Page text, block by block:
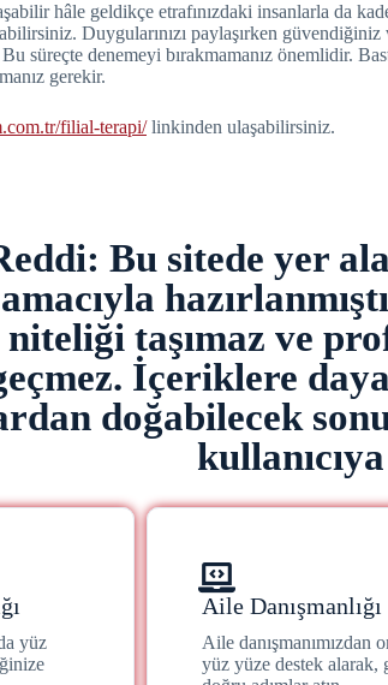
hâle geldikçe etrafınızdaki insanlarla da
Duygularınızı paylaşırken
süreçte denemeyi bırakmamanız önemlidir.
gerekir.
filial-terapi/linkinden ulaşabilirsiniz.
Bu sitede yer
taşımaz ve
İçeriklere
doğabilecek
yüz
Aile Danışmanlığı
Aile danışmanımızdan
yüz yüze destek alarak,